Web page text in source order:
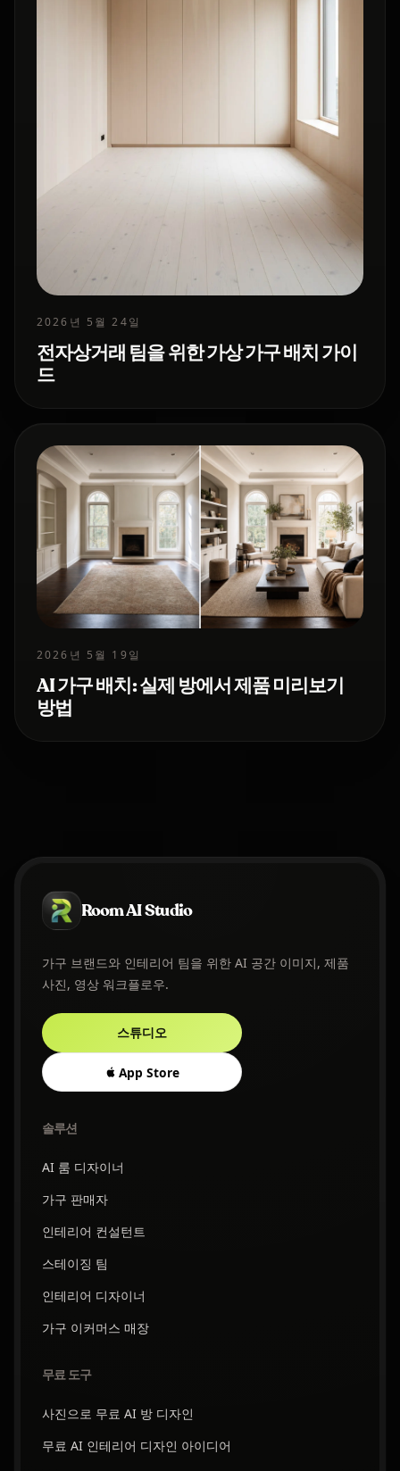
2026년 5월 24일
전자상거래 팀을 위한 가상 가구 배치 가이
드
2026년 5월 19일
AI 가구 배치: 실제 방에서 제품 미리보기
방법
Room AI Studio
가구 브랜드와 인테리어 팀을 위한 AI 공간 이미지, 제품
사진, 영상 워크플로우.
스튜디오
App Store
솔루션
AI 룸 디자이너
가구 판매자
인테리어 컨설턴트
스테이징 팀
인테리어 디자이너
가구 이커머스 매장
무료 도구
사진으로 무료 AI 방 디자인
무료 AI 인테리어 디자인 아이디어